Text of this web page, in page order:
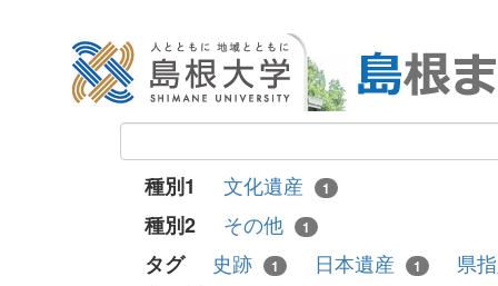
種別1 文化遺産 1
種別2 その他 1
タグ 史跡 1 日本遺産 1
県